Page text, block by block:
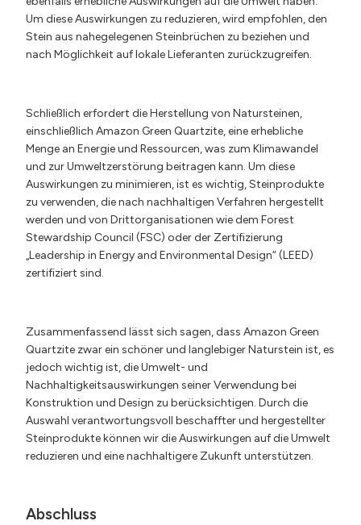
Um diese Auswirkungen zu reduzieren, wird empfohlen, den
Stein aus nahegelegenen Steinbrüchen zu beziehen und
nach Möglichkeit auf lokale Lieferanten zurückzugreifen.
Schließlich erfordert die Herstellung von Natursteinen,
einschließlich Amazon Green Quartzite, eine erhebliche
Menge an Energie und Ressourcen, was zum Klimawandel
und zur Umweltzerstörung beitragen kann. Um diese
Auswirkungen zu minimieren, ist es wichtig, Steinprodukte
zu verwenden, die nach nachhaltigen Verfahren hergestellt
werden und von Drittorganisationen wie dem Forest
Stewardship Council (FSC) oder der Zertifizierung
„Leadership in Energy and Environmental Design“ (LEED)
zertifiziert sind.
Zusammenfassend lässt sich sagen, dass Amazon Green
Quartzite zwar ein schöner und langlebiger Naturstein ist, es
jedoch wichtig ist, die Umwelt- und
Nachhaltigkeitsauswirkungen seiner Verwendung bei
Konstruktion und Design zu berücksichtigen. Durch die
Auswahl verantwortungsvoll beschaffter und hergestellter
Steinprodukte können wir die Auswirkungen auf die Umwelt
reduzieren und eine nachhaltigere Zukunft unterstützen.
Abschluss